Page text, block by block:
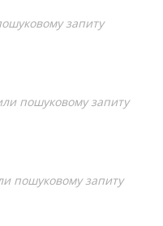
запиту
пошуковому запиту
пошуковому запиту